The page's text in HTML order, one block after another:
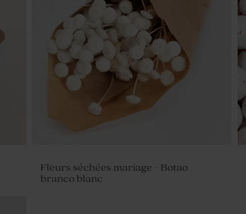
Fleurs séchées mariage - Botao
branco blanc